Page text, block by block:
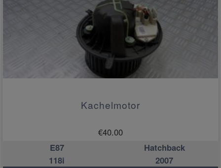
Kachelmotor
€40.00
E87
Hatchback
118i
2007